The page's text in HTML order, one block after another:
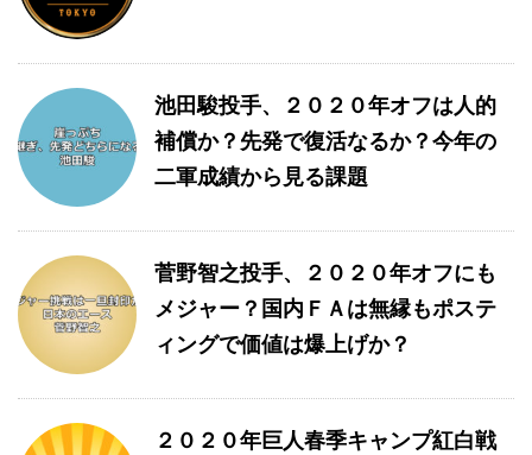
池田駿投手、２０２０年オフは人的
補償か？先発で復活なるか？今年の
二軍成績から見る課題
菅野智之投手、２０２０年オフにも
メジャー？国内ＦＡは無縁もポステ
ィングで価値は爆上げか？
２０２０年巨人春季キャンプ紅白戦